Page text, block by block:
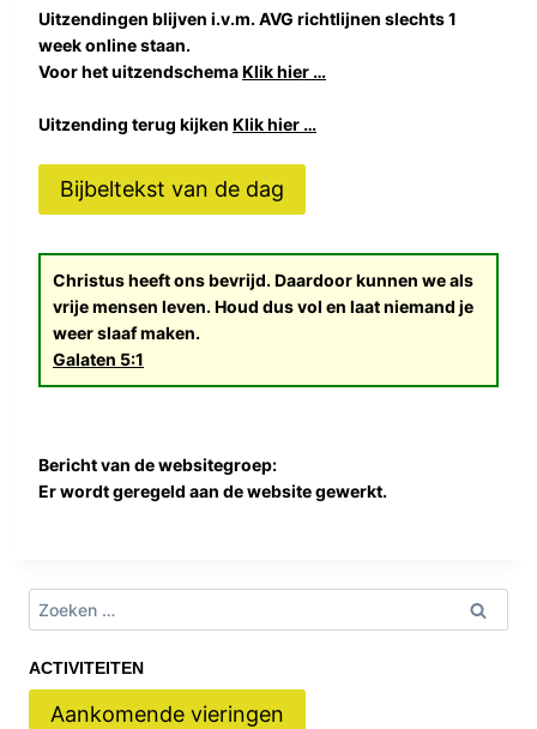
Uitzendingen blijven i.v.m. AVG richtlijnen slechts 1
week online staan.
Voor het uitzendschemaKlik hier …
Uitzending terug kijken Klik hier …
Bijbeltekst van de dag
Christus heeft ons bevrijd. Daardoor kunnen we als
vrije mensen leven. Houd dus vol en laat niemand je
weer slaaf maken.
Galaten 5:1
Bericht van de websitegroep:
Er wordt geregeld aan de website gewerkt.
Zoeken
naar:
ACTIVITEITEN
Aankomende vieringen